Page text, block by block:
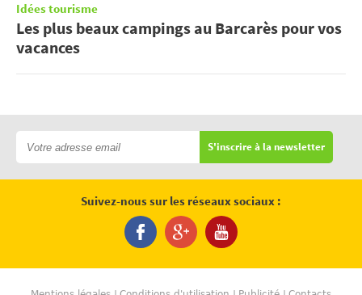
Idées tourisme
Les plus beaux campings au Barcarès pour vos
vacances
S'inscrire à la newsletter
Suivez-nous sur les réseaux sociaux :